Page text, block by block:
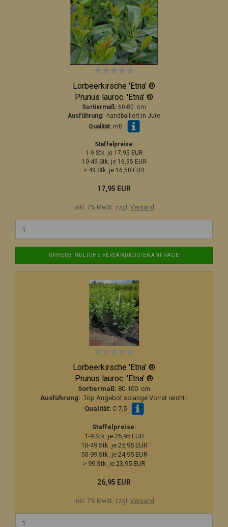
Lorbeerkirsche 'Etna' ®
Prunus lauroc. 'Etna' ®
Sortiermaß: 60-80 cm
Ausführung: handballiert in Jute
Qualität:mB
Staffelpreise:
1-9 Stk. je 17,95 EUR
10-49 Stk. je 16,95 EUR
> 49 Stk. je 16,50 EUR
17,95 EUR
inkl. 7% MwSt. zzgl. Versand
UNVERBINDLICHE VERSANDKOSTENANFRAGE
Lorbeerkirsche 'Etna' ®
Prunus lauroc. 'Etna' ®
Sortiermaß: 80-100 cm
Ausführung: Top Angebot solange Vorrat reicht !
Qualität: C 7,5
Staffelpreise:
1-9 Stk. je 26,95 EUR
10-49 Stk. je 25,95 EUR
50-99 Stk. je 24,95 EUR
> 99 Stk. je 23,95 EUR
26,95 EUR
inkl. 7% MwSt. zzgl. Versand